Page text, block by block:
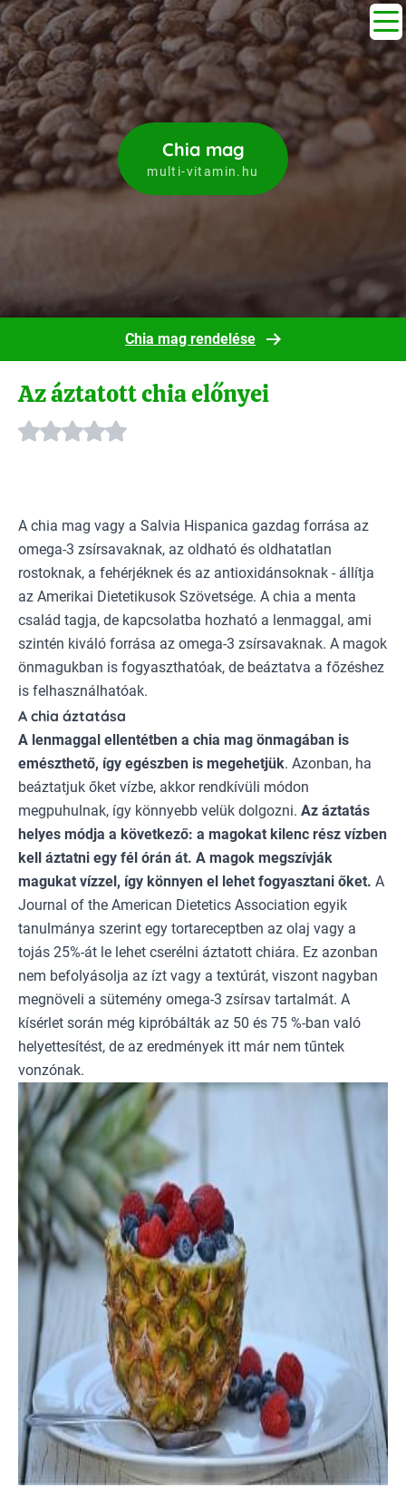
Chia mag
multi-vitamin.hu
Chia mag rendelése
Az áztatott chia előnyei
A chia mag vagy a Salvia Hispanica gazdag forrása az
omega-3 zsírsavaknak, az oldható és oldhatatlan
rostoknak, a fehérjéknek és az antioxidánsoknak - állítja
az Amerikai Dietetikusok Szövetsége. A chia a menta
család tagja, de kapcsolatba hozható a lenmaggal, ami
szintén kiváló forrása az omega-3 zsírsavaknak. A magok
önmagukban is fogyaszthatóak, de beáztatva a főzéshez
is felhasználhatóak.
A chia áztatása
A lenmaggal ellentétben a chia mag önmagában is
emészthető, így egészben is megehetjük. Azonban, ha
beáztatjuk őket vízbe, akkor rendkívüli módon
megpuhulnak, így könnyebb velük dolgozni. Az áztatás
helyes módja a következő: a magokat kilenc rész vízben
kell áztatni egy fél órán át. A magok megszívják
magukat vízzel, így könnyen el lehet fogyasztani őket. A
Journal of the American Dietetics Association egyik
tanulmánya szerint egy tortareceptben az olaj vagy a
tojás 25%-át le lehet cserélni áztatott chiára. Ez azonban
nem befolyásolja az ízt vagy a textúrát, viszont nagyban
megnöveli a sütemény omega-3 zsírsav tartalmát. A
kísérlet során még kipróbálták az 50 és 75 %-ban való
helyettesítést, de az eredmények itt már nem tűntek
vonzónak.